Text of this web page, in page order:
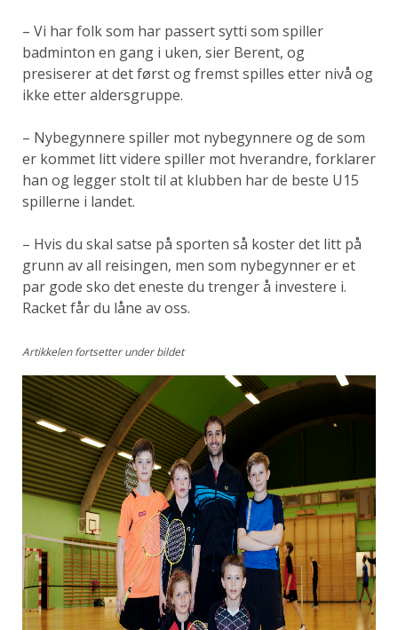
– Vi har folk som har passert sytti som spiller
badminton en gang i uken, sier Berent, og
presiserer at det først og fremst spilles etter nivå og
ikke etter aldersgruppe.
– Nybegynnere spiller mot nybegynnere og de som
er kommet litt videre spiller mot hverandre, forklarer
han og legger stolt til at klubben har de beste U15
spillerne i landet.
– Hvis du skal satse på sporten så koster det litt på
grunn av all reisingen, men som nybegynner er et
par gode sko det eneste du trenger å investere i.
Racket får du låne av oss.
Artikkelen fortsetter under bildet